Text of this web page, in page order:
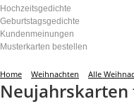
Hochzeitsgedichte
Geburtstagsgedichte
Kundenmeinungen
Musterkarten bestellen
Home Weihnachten Alle
Neujahrskarten